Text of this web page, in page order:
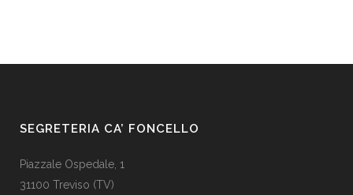
SEGRETERIA CA’ FONCELLO
Piazzale Ospedale, 1
31100 Treviso (TV)